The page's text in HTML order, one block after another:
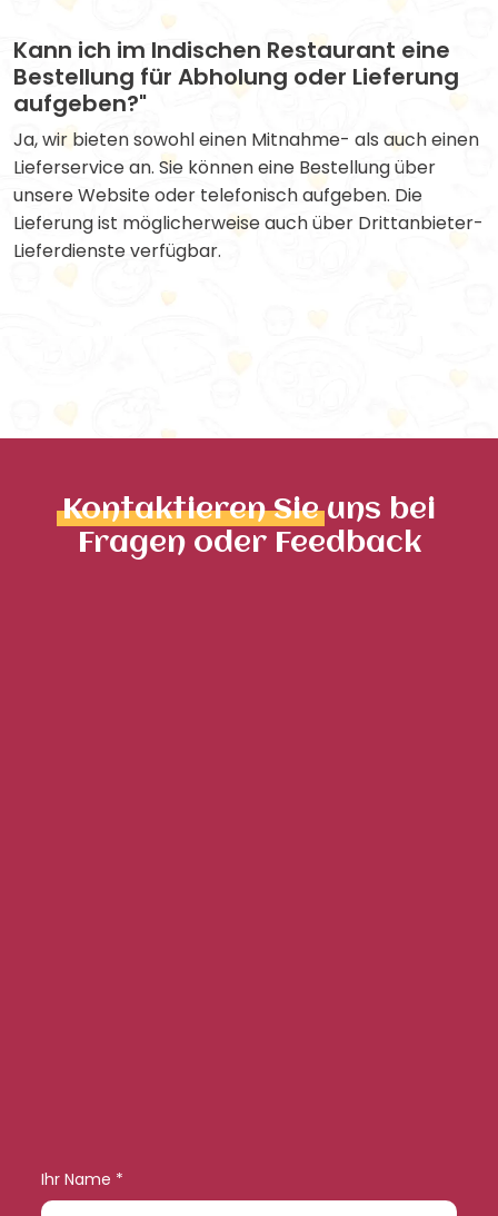
Kann ich im Indischen Restaurant eine
Bestellung für Abholung oder Lieferung
aufgeben?"
Ja, wir bieten sowohl einen Mitnahme- als auch einen
Lieferservice an. Sie können eine Bestellung über
unsere Website oder telefonisch aufgeben. Die
Lieferung ist möglicherweise auch über Drittanbieter-
Lieferdienste verfügbar.
Kontaktieren Sieuns bei
Fragen oder Feedback
Ihr Name *